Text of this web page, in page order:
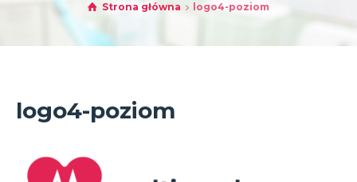
Strona główna logo4-poziom
logo4-poziom